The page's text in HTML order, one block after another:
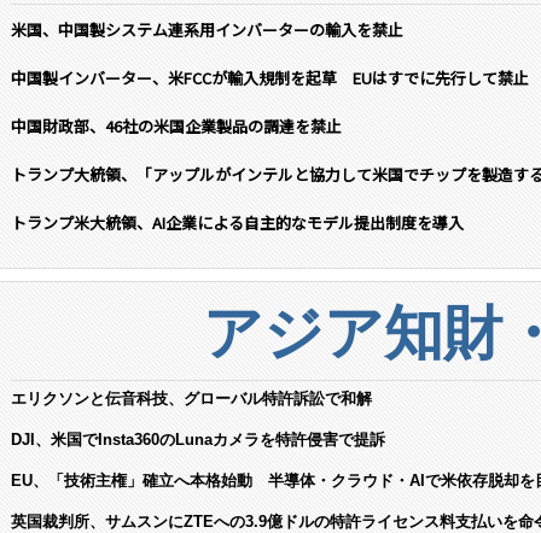
米国、中国製システム連系用インバーターの輸入を禁止
中国製インバーター、米FCCが輸入規制を起草 EUはすでに先行して禁止
中国財政部、46社の米国企業製品の調達を禁止
トランプ大統領、「アップルがインテルと協力して米国でチップを製造す
トランプ米大統領、AI企業による自主的なモデル提出制度を導入
アジア知財
エリクソンと伝音科技、グローバル特許訴訟で和解
DJI、米国でInsta360のLunaカメラを特許侵害で提訴
EU、「技術主権」確立へ本格始動 半導体・クラウド・AIで米依存脱却を
英国裁判所、サムスンにZTEへの3.9億ドルの特許ライセンス料支払いを命